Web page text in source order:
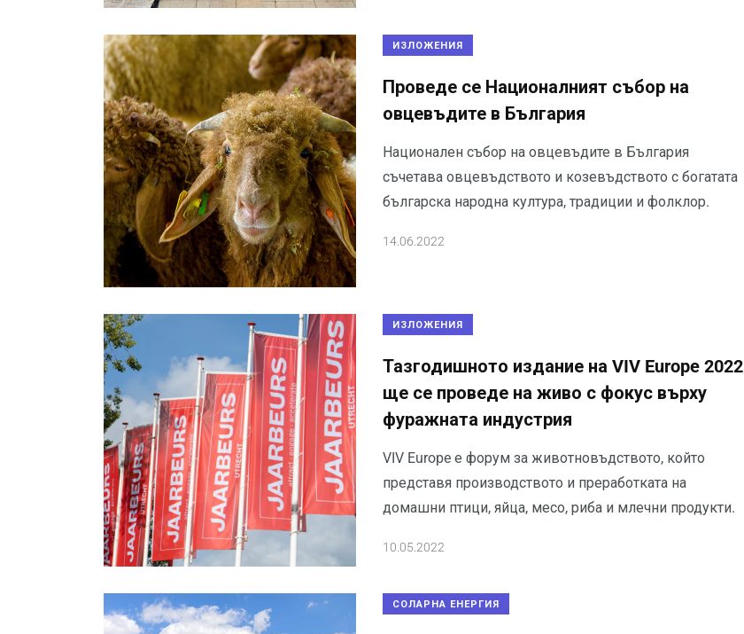
ИЗЛОЖЕНИЯ
Проведе се Националният събор на
овцевъдите в България
Национален събор на овцевъдите в България
съчетава овцевъдството и козевъдството с богатата
българска народна култура, традиции и фолклор.
14.06.2022
ИЗЛОЖЕНИЯ
Тазгодишното издание на VIV Europe 2022
ще се проведе на живо с фокус върху
фуражната индустрия
VIV Europe е форум за животновъдството, който
представя производството и преработката на
домашни птици, яйца, месо, риба и млечни продукти.
10.05.2022
СОЛАРНА ЕНЕРГИЯ